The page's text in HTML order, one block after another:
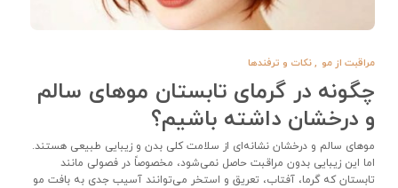
مراقبت از مو ,نکات و ترفندها
چگونه در گرمای تابستان موهای سالم
و درخشان داشته باشیم؟
موهای سالم و درخشان نشانه‌ای از سلامت کلی بدن و زیبایی طبیعی هستند.
اما این زیبایی بدون مراقبت حاصل نمی‌شود، مخصوصاً در فصولی مانند
تابستان که گرما، آفتاب، تعریق و استخر می‌توانند آسیب‌ جدی به بافت مو